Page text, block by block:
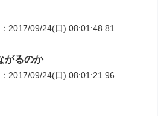
：2017/09/24(日) 08:01:48.81
がるのか
：2017/09/24(日) 08:01:21.96